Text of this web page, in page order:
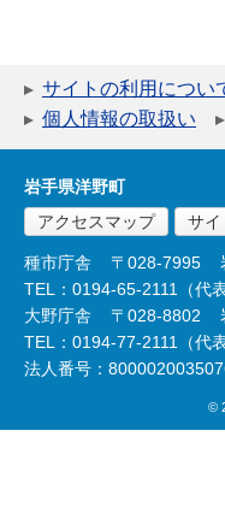
サイトの利用につい
個人情報の取扱い
岩手県洋野町
アクセスマップ
サイ
種市庁舎 〒028-7995
TEL：0194-65-2111（代表
大野庁舎
〒028-8802
TEL：0194-77-2111（代表
法人番号：
©